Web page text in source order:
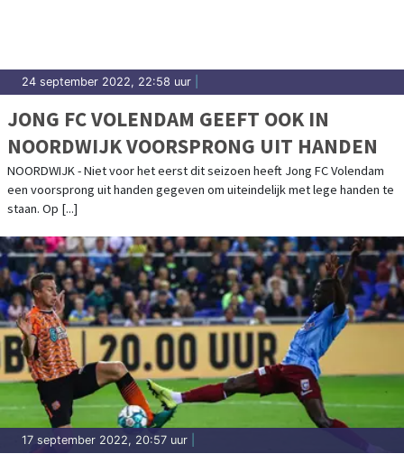
24 september 2022, 22:58 uur
JONG FC VOLENDAM GEEFT OOK IN
NOORDWIJK VOORSPRONG UIT HANDEN
NOORDWIJK - Niet voor het eerst dit seizoen heeft Jong FC Volendam
een voorsprong uit handen gegeven om uiteindelijk met lege handen te
staan. Op [...]
17 september 2022, 20:57 uur